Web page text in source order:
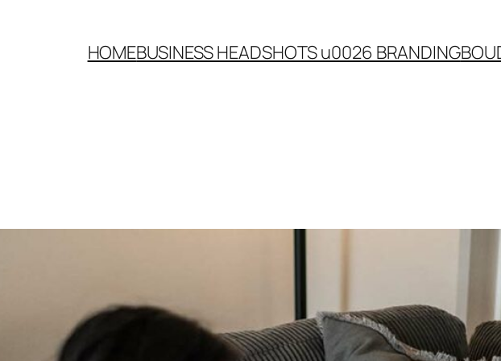
HOMEBUSINESS HEADSHOTS u0026 BRANDING